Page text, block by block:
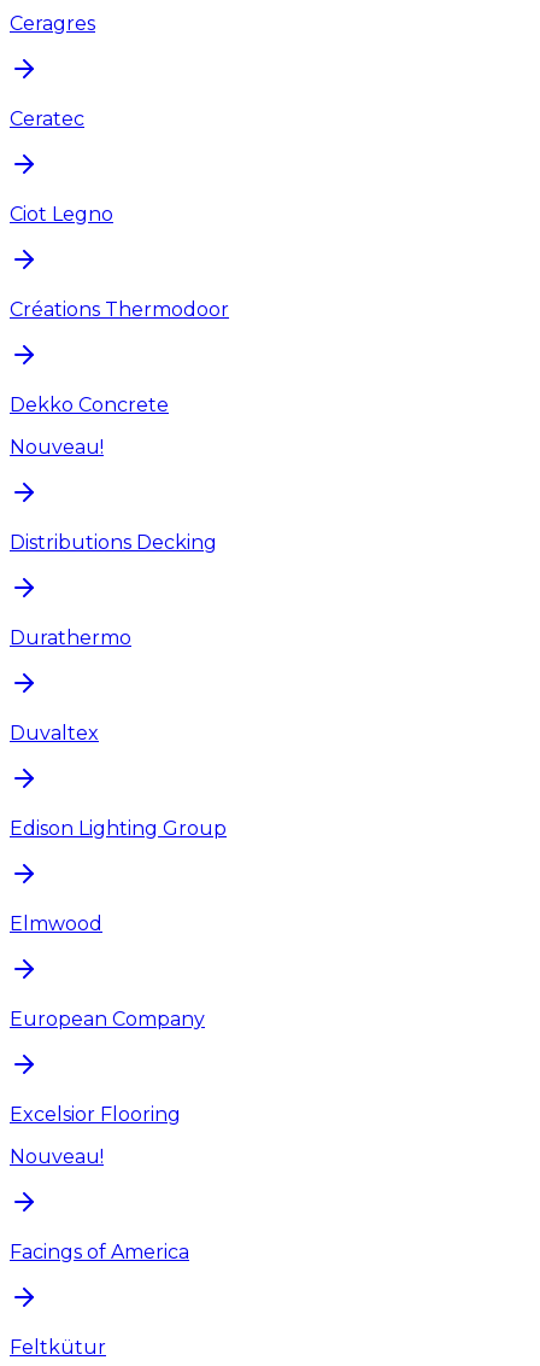
Ceragres
Ceratec
Ciot Legno
Créations Thermodoor
Dekko Concrete
Nouveau!
Distributions Decking
Durathermo
Duvaltex
Edison Lighting Group
Elmwood
European Company
Excelsior Flooring
Nouveau!
Facings of America
Feltkütur